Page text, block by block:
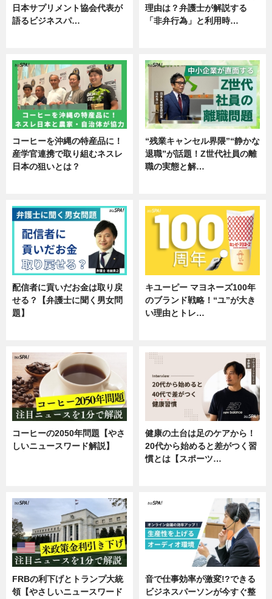
日本サプリメント協会代表が
語るビジネスパ…
理由は？弁護士が解説する
「非弁行為」と利用時…
コーヒーを沖縄の特産品に！
産学官連携で取り組むネスレ
日本の狙いとは？
“残業キャンセル界隈”“静かな
退職”が話題！Z世代社員の離
職の実態と解…
配信者に貢いだお金は取り戻
せる？【弁護士に聞く男女問
題】
キユーピー マヨネーズ100年
のブランド戦略！“ユ”が大き
い理由とトレ…
コーヒーの2050年問題【やさ
しいニュースワード解説】
健康の土台は足のケアから！
20代から始めると差がつく習
慣とは【スポーツ…
FRBの利下げとトランプ大統
領【やさしいニュースワード
音で仕事効率が激変!?できる
ビジネスパーソンが今すぐ整